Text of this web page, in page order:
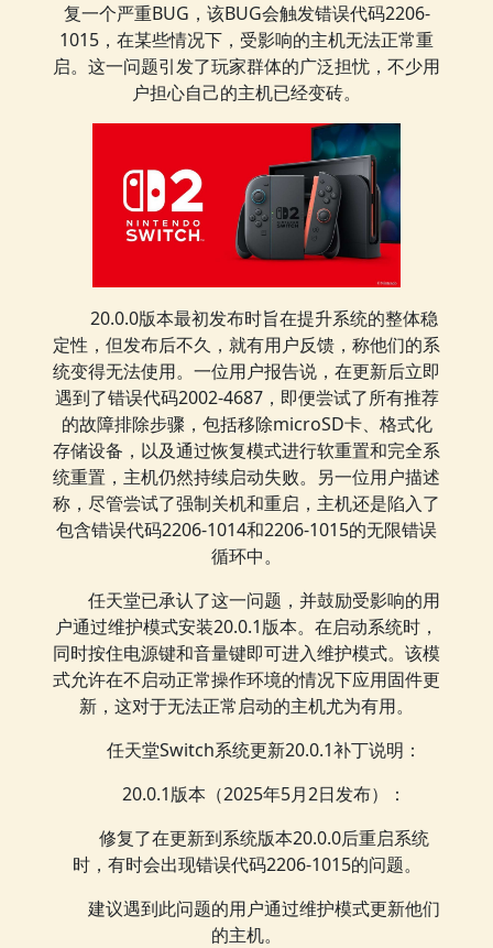
复一个严重BUG，该BUG会触发错误代码2206-
1015，在某些情况下，受影响的主机无法正常重
启。这一问题引发了玩家群体的广泛担忧，不少用
户担心自己的主机已经变砖。
20.0.0版本最初发布时旨在提升系统的整体稳
定性，但发布后不久，就有用户反馈，称他们的系
统变得无法使用。一位用户报告说，在更新后立即
遇到了错误代码2002-4687，即便尝试了所有推荐
的故障排除步骤，包括移除microSD卡、格式化
存储设备，以及通过恢复模式进行软重置和完全系
统重置，主机仍然持续启动失败。另一位用户描述
称，尽管尝试了强制关机和重启，主机还是陷入了
包含错误代码2206-1014和2206-1015的无限错误
循环中。
任天堂已承认了这一问题，并鼓励受影响的用
户通过维护模式安装20.0.1版本。在启动系统时，
同时按住电源键和音量键即可进入维护模式。该模
式允许在不启动正常操作环境的情况下应用固件更
新，这对于无法正常启动的主机尤为有用。
任天堂Switch系统更新20.0.1补丁说明：
20.0.1版本（2025年5月2日发布）：
修复了在更新到系统版本20.0.0后重启系统
时，有时会出现错误代码2206-1015的问题。
建议遇到此问题的用户通过维护模式更新他们
的主机。